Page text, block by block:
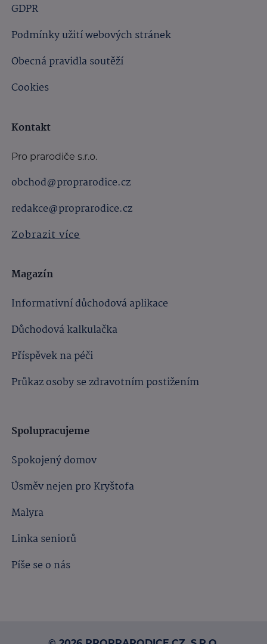
GDPR
Podmínky užití webových stránek
Obecná pravidla soutěží
Cookies
Kontakt
Pro prarodiče s.r.o.
obchod@proprarodice.cz
redakce@proprarodice.cz
Zobrazit více
Magazín
Informativní důchodová aplikace
Důchodová kalkulačka
Příspěvek na péči
Průkaz osoby se zdravotním postižením
Spolupracujeme
Spokojený domov
Úsměv nejen pro Kryštofa
Malyra
Linka seniorů
Píše se o nás